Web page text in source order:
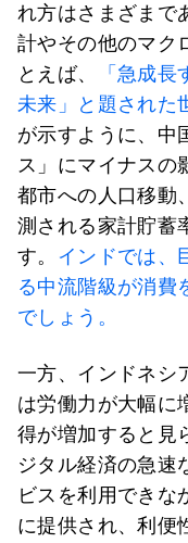
れ方はさまざまで
計やその他のマク
とえば、
「急成
未来」と題された
が示すように、中
ス」にマイナスの
都市への人口移動
測される家計貯蓄
す。
インドでは、
る中流階級が消費
でしょう。
一方、インドネシ
は労働力が大幅に
得が増加すると見
ジタル経済の急速
ビスを利用できな
に提供され、利便